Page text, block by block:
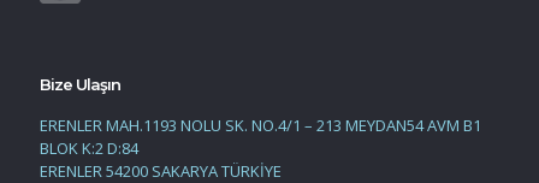
Bize Ulaşın
ERENLER MAH.1193 NOLU SK. NO.4/1 – 213 MEYDAN54 AVM B1
BLOK K:2 D:84
ERENLER 54200 SAKARYA TÜRKİYE